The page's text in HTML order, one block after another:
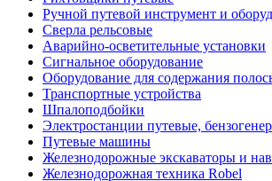
Ручной путевой инструмент и
Сверла рельсовые
Аварийно-осветительные установки
Сигнальное оборудование
Оборудование для содержания
Транспортные устройства
Шпалоподбойки
Электростанции путевые,
Путевые машины
Железнодорожные экскаваторы и
Железнодорожная техника Robel